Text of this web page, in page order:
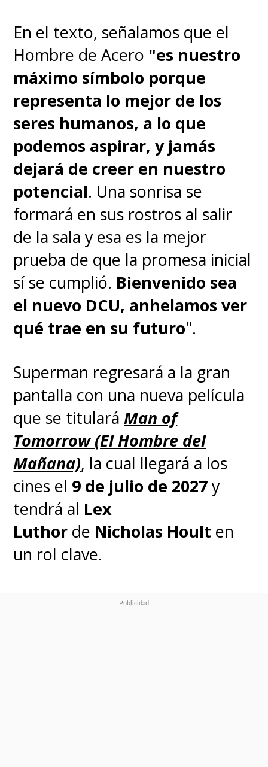
En el texto, señalamos que el
Hombre de Acero "es nuestro
máximo símbolo porque
representa lo mejor de los
seres humanos, a lo que
podemos aspirar, y jamás
dejará de creer en nuestro
potencial. Una sonrisa se
formará en sus rostros al salir
de la sala y esa es la mejor
prueba de que la promesa inicial
sí se cumplió. Bienvenido sea
el nuevo DCU, anhelamos ver
qué trae en su futuro".
Superman regresará a la gran
pantalla con una nueva película
que se titulará Man of
Tomorrow (El Hombre del
Mañana), la cual llegará a los
cines el 9 de julio de 2027y
tendrá al Lex
Luthor de Nicholas Hoult en
un rol clave.